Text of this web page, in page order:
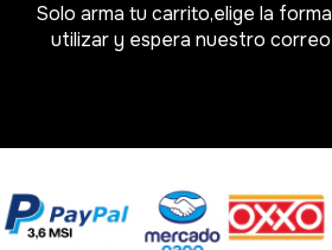
Solo arma tu carrito,elige la
utilizar y espera nuestro